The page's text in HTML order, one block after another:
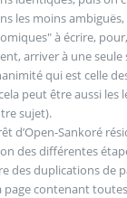
les moins ambiguës,
à écrire, pour,
arriver à une seule
qui est celle
peut être aussi les
sujet).
d’Open-Sankoré
des différentes
des duplications de
page contenant